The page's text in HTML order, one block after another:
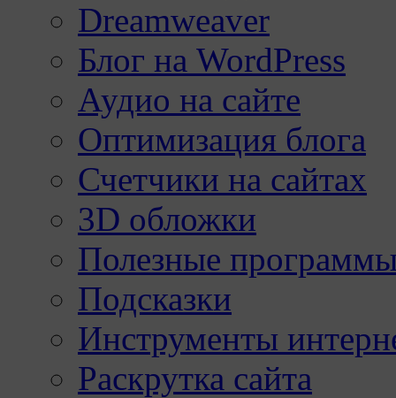
Dreamweaver
Блог на WordPress
Аудио на сайте
Оптимизация блога
Счетчики на сайтах
3D обложки
Полезные
Подсказки
Инструменты
Раскрутка сайта